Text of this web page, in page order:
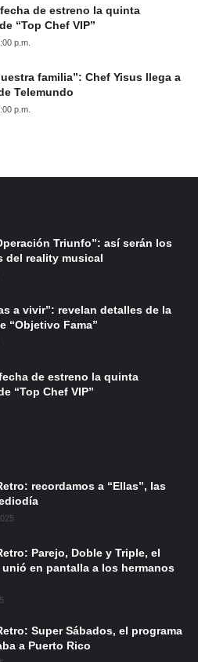
de estreno la quinta
“Top Chef VIP”
p.m.
familia”: Chef Yisus llega a
Telemundo
p.m.
Triunfo”: así serán los
del reality musical
a vivir”: revelan detalles de la
“Objetivo Fama”
de estreno la quinta
“Top Chef VIP”
recordamos a “Ellas”, las
Parejo, Doble y Triple, el
en pantalla a los hermanos
Super Sábados, el programa
a Puerto Rico